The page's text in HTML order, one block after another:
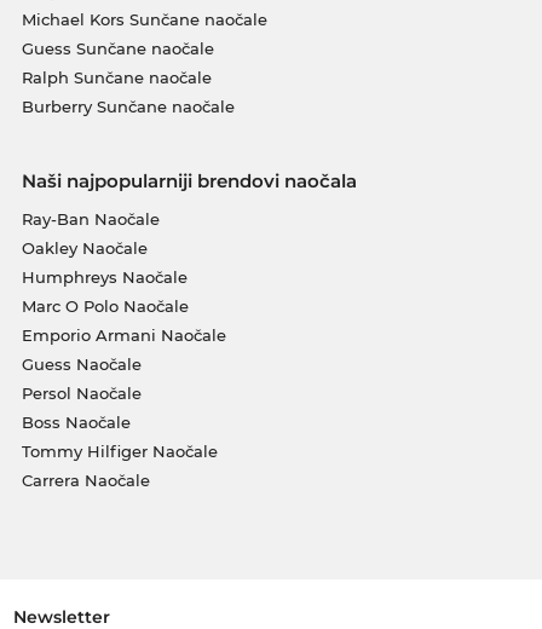
Michael Kors Sunčane naočale
Guess Sunčane naočale
Ralph Sunčane naočale
Burberry Sunčane naočale
Naši najpopularniji brendovi naočala
Ray-Ban Naočale
Oakley Naočale
Humphreys Naočale
Marc O Polo Naočale
Emporio Armani Naočale
Guess Naočale
Persol Naočale
Boss Naočale
Tommy Hilfiger Naočale
Carrera Naočale
Newsletter